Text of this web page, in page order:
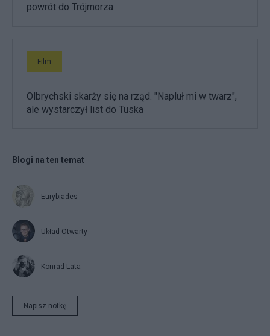
powrót do Trójmorza
Film
Olbrychski skarży się na rząd. "Napluł mi w twarz",
ale wystarczył list do Tuska
Blogi na ten temat
Eurybiades
Układ Otwarty
Konrad Lata
Napisz notkę